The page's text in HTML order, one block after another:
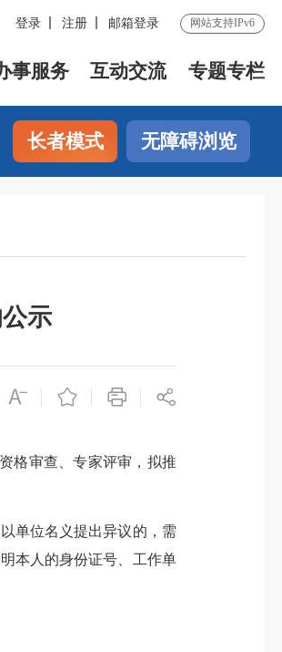
登录 注册 邮箱登录 网站支持IPv6
事服务 互动交流 专题专栏
长者模式 无障碍浏览
示
格审查、专家评审，拟推
单位名义提出异议的，需
本人的身份证号、工作单